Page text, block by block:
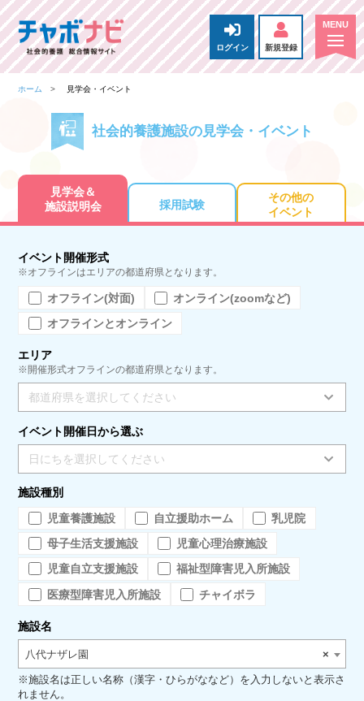
ログイン 新規登録
ホーム 見学会・イベント
社会的養護施設の見学会・イベント
見学会＆
施設説明会
採用試験
その他の
イベント
イベント開催形式
※オフラインはエリアの都道府県となります。
オフライン(対面)
オンライン(zoomなど)
オフラインとオンライン
エリア
※開催形式オフラインの都道府県となります。
都道府県を選択してください
イベント開催日から選ぶ
日にちを選択してください
施設種別
児童養護施設
自立援助ホーム
乳児院
母子生活支援施設
児童心理治療施設
児童自立支援施設
福祉型障害児入所施設
医療型障害児入所施設
チャイボラ
施設名
×
八代ナザレ園
※施設名は正しい名称（漢字・ひらがななど）を入力しないと表示さ
れません。